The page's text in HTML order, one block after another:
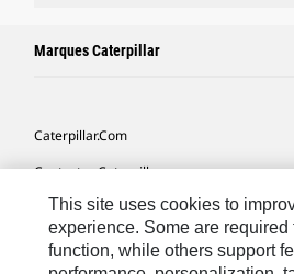
Marques Caterpillar
Caterpillar.com
Contacter Caterpillar
Mes Préférences Marketing
Plan Du Site
This site uses cookies to
experience. Some are required
function, while others support